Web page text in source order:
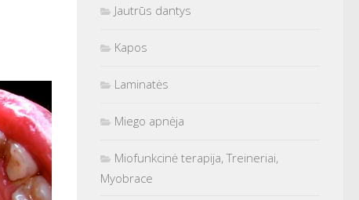
Jautrūs dantys
Kapos
Laminatės
Miego apnėja
Miofunkcinė terapija, Treineriai,
Myobrace